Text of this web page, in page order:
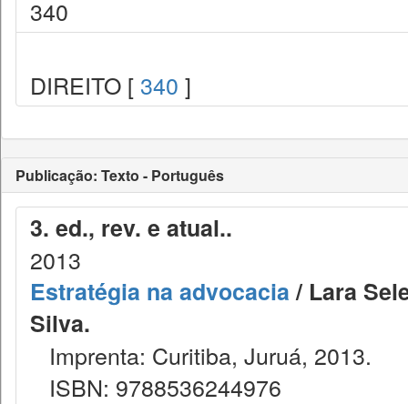
340
DIREITO [ 340 ]
Publicação: Texto - Português
3. ed., rev. e atual..
2013
Estratégia na advocacia/ Lara
Silva.
Imprenta: Curitiba, Juruá, 2013.
ISBN: 9788536244976